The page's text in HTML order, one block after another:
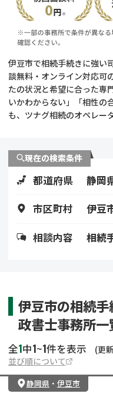
伊豆市で相続手続きに強い
談無料・オンライン対応可
たの状況と希望に合った専
いかわからない」「相性の
も、ツナグ相続のオペレー
現在の検索条件
都道府県 静岡
市区町村 伊豆
相談内容 相続
伊豆市の相続
政書士事務所一
全1中1~1件を表示
(更
並び順について
静岡県 ・ 伊豆市